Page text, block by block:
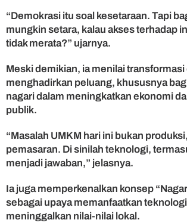
“Demokrasi itu soal kesetaraan. Tapi
mungkin setara, kalau akses terhadap
tidak merata?” ujarnya.
Meski demikian, ia menilai transformasi
menghadirkan peluang, khususnya
nagari dalam meningkatkan ekonomi
publik.
“Masalah UMKM hari ini bukan
pemasaran. Di sinilah teknologi,
menjadi jawaban,” jelasnya.
Ia juga memperkenalkan konsep
sebagai upaya memanfaatkan
meninggalkan nilai-nilai lokal.